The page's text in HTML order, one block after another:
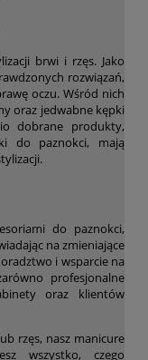
brwi i rzęs. Jako
rozwiązań,
oczu. Wśród nich
oraz jedwabne kępki
dobrane produkty,
do paznokci, mają
do paznokci,
na zmieniające
i wsparcie na
profesjonalne
oraz klientów
rzęs, nasz manicure
wszystko, czego